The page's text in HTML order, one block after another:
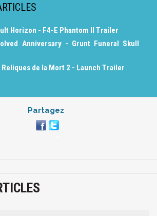
Horizon - F4-E Phantom II Trailer
Anniversary - Grunt Funeral Skull
de la Mort 2 - Launch Trailer
Partagez